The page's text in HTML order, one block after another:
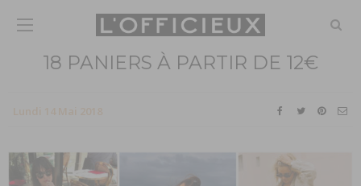
18 PANIERS À PARTIR DE 12€